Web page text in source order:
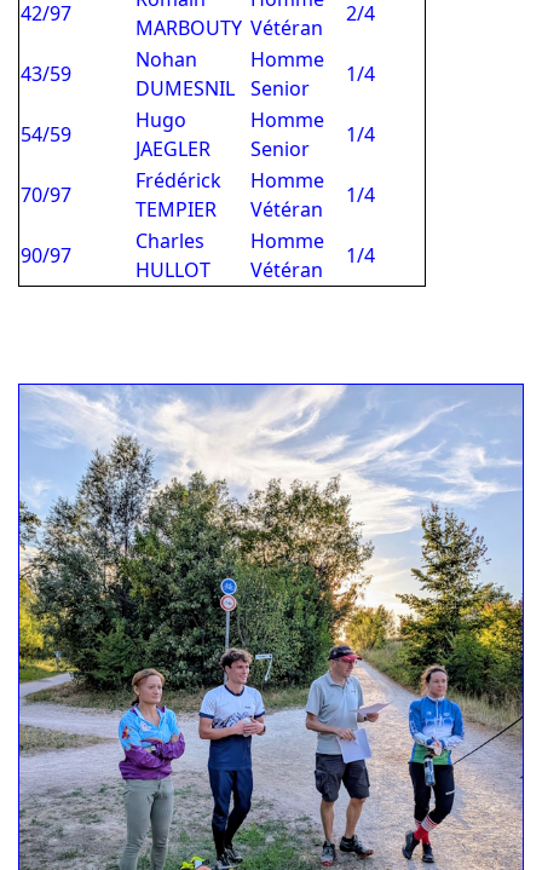
42/97
MARBOUTY Vétéran
2/4
43/59
Nohan
DUMESNIL
Homme
Senior
1/4
54/59
Hugo
JAEGLER
Homme
Senior
1/4
70/97
Frédérick
TEMPIER
Homme
Vétéran
1/4
90/97
Charles
HULLOT
Homme
Vétéran
1/4